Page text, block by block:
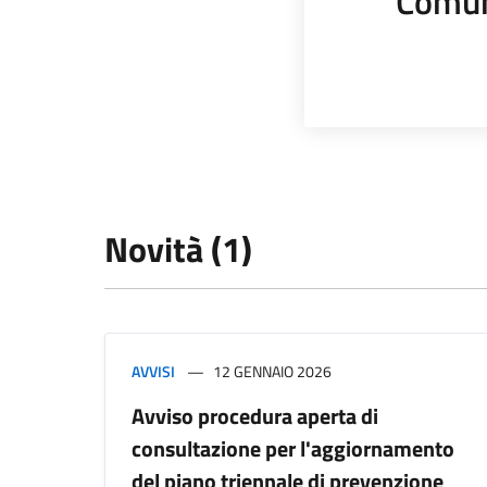
Novità (1)
AVVISI 12 GENNAIO 2026
Avviso procedura aperta di
consultazione per l'aggiornamento